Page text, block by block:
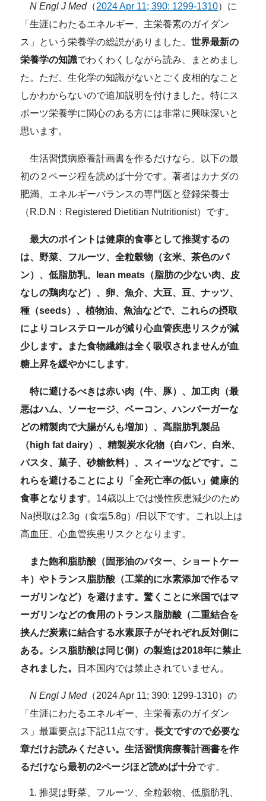
N Engl J Med（2024 Apr 11; 390: 1299-1310）に
「生涯にわたるエネルギー、主栄養素のガイダン
ス」という栄養学の総説がありました。世界最新の
栄養学の知識でわくわくしながら読み、まとめまし
た。ただ、生化学の知識がないとごく皮相的なこと
しかわからないので追加説明を付けました。特にス
ポーツ栄養学に関心のある方には非常に興味深いと
思います。
生活習慣病療養計画書を作るだけなら、以下の最
初の２ページ程を読めば十分です。著者はカナダの
肥満、エネルギーバランスの専門医と登録栄養士
（R.D.N：Registered Dietitian Nutritionist）です。
最大のポイントは健康的食事として推奨するの
は、野菜、フルーツ、全粒穀物（玄米、茶色のパ
ン）、低脂肪乳、lean meats（脂肪の少ない肉、皮
なしの鶏肉など）、卵、魚介、大豆、豆、ナッツ、
種（seeds）、植物油、魚油などで、これらの摂取
によりコレステロールが減り心血管疾患リスクが減
少します。また食物繊維は全く吸収されませんが血
糖上昇を緩やかにします。
特に避けるべきは赤い肉（牛、豚）、加工肉（最
悪はハム、ソーセージ、ベーコン、ハンバーガーな
どの精製肉で大腸がんも増加）、高脂肪乳製品
（high fat dairy）、精製炭水化物（白パン、白米、
パスタ、菓子、砂糖飲料）、スィーツなどです。こ
れらを避けることにより「全死亡率の低い」健康的
食事となります。14歳以上では慢性疾患減少のため
Na摂取は2.3g（食塩5.8g）/日以下です。これ以上は
高血圧、心血管疾患リスクとなります。
また飽和脂肪酸（固形油のバター、ショートケー
キ）やトランス脂肪酸（工業的に水素添加で作るマ
ーガリンなど）を避けます。驚くことに米国ではマ
ーガリンなどの食用のトランス脂肪酸（二重結合を
挟んだ炭素に結合する水素原子がそれぞれ反対側に
ある。シス脂肪酸は同じ側）の製造は2018年に禁止
されました。
日本国内では禁止されていません。
N Engl J Med（2024 Apr 11; 390: 1299-1310）の
「生涯にわたるエネルギー、主栄養素のガイダン
ス」最重要点は下記11点です。長文ですので必要な
章だけお読みください。生活習慣病療養計画書を作
るだけなら最初の2ページほど読めば十分です。
推奨は野菜、フルーツ、全粒穀物、低脂肪乳、